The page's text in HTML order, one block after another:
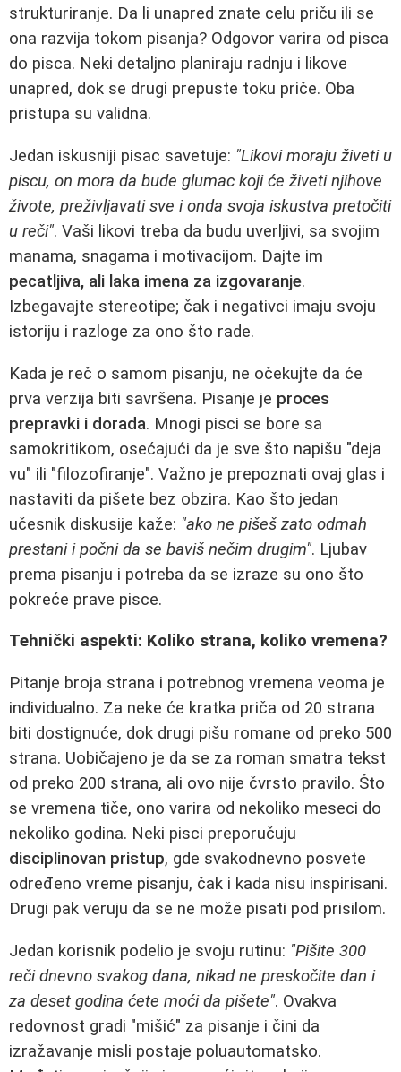
strukturiranje. Da li unapred znate celu priču ili se
ona razvija tokom pisanja? Odgovor varira od pisca
do pisca. Neki detaljno planiraju radnju i likove
unapred, dok se drugi prepuste toku priče. Oba
pristupa su validna.
Jedan iskusniji pisac savetuje: "Likovi moraju živeti u
piscu, on mora da bude glumac koji će živeti njihove
živote, preživljavati sve i onda svoja iskustva pretočiti
u reči". Vaši likovi treba da budu uverljivi, sa svojim
manama, snagama i motivacijom. Dajte im
pecatljiva, ali laka imena za izgovaranje.
Izbegavajte stereotipe; čak i negativci imaju svoju
istoriju i razloge za ono što rade.
Kada je reč o samom pisanju, ne očekujte da će
prva verzija biti savršena. Pisanje je proces
prepravki i dorada. Mnogi pisci se bore sa
samokritikom, osećajući da je sve što napišu "deja
vu" ili "filozofiranje". Važno je prepoznati ovaj glas i
nastaviti da pišete bez obzira. Kao što jedan
učesnik diskusije kaže: "ako ne pišeš zato odmah
prestani i počni da se baviš nečim drugim". Ljubav
prema pisanju i potreba da se izraze su ono što
pokreće prave pisce.
Tehnički aspekti: Koliko strana, koliko vremena?
Pitanje broja strana i potrebnog vremena veoma je
individualno. Za neke će kratka priča od 20 strana
biti dostignuće, dok drugi pišu romane od preko 500
strana. Uobičajeno je da se za roman smatra tekst
od preko 200 strana, ali ovo nije čvrsto pravilo. Što
se vremena tiče, ono varira od nekoliko meseci do
nekoliko godina. Neki pisci preporučuju
disciplinovan pristup, gde svakodnevno posvete
određeno vreme pisanju, čak i kada nisu inspirisani.
Drugi pak veruju da se ne može pisati pod prisilom.
Jedan korisnik podelio je svoju rutinu: "Pišite 300
reči dnevno svakog dana, nikad ne preskočite dan i
za deset godina ćete moći da pišete". Ovakva
redovnost gradi "mišić" za pisanje i čini da
izražavanje misli postaje poluautomatsko.